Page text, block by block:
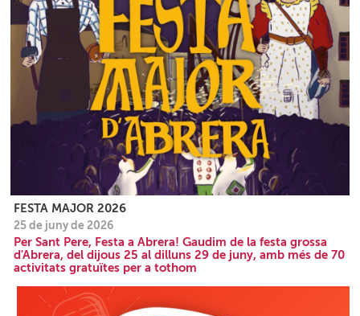
FESTA MAJOR 2026
25 de juny de 2026
Per Sant Pere, Festa a Abrera! Gaudim de la festa grossa
d'Abrera, del dijous 25 al dilluns 29 de juny, amb més de 70
activitats gratuïtes per a tothom